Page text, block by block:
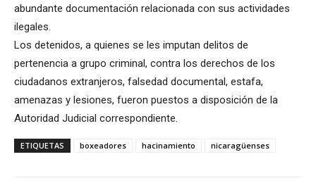
abundante documentación relacionada con sus actividades
ilegales.
Los detenidos, a quienes se les imputan delitos de
pertenencia a grupo criminal, contra los derechos de los
ciudadanos extranjeros, falsedad documental, estafa,
amenazas y lesiones, fueron puestos a disposición de la
Autoridad Judicial correspondiente.
ETIQUETAS boxeadores hacinamiento nicaragüenses